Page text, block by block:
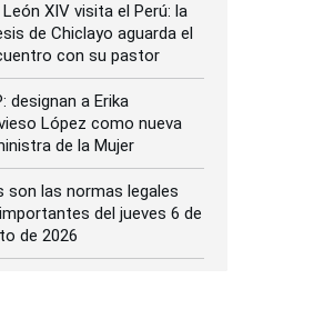
León XIV visita el Perú: la
de Chiclayo aguarda el
con su pastor
designan a Erika
López como nueva
de la Mujer
son las normas legales
del jueves 6 de
de 2026